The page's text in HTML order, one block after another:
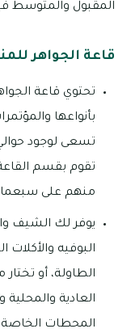
المقبول والمتوسط
قاعة الجواهر
تحتوي قاعة
بأنواعها
تسعى لوجود
تقوم بقسم
منهم على
يوفر لك الشيف
البوفيه
الطاولة، أو
العادية والمحلية
المحطات الخاصة